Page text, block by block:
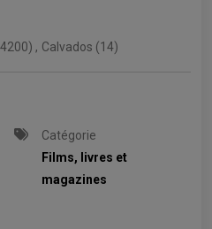
, Calvados (14)
Catégorie
Films, livres et
magazines